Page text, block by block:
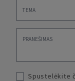
Spustelėkite